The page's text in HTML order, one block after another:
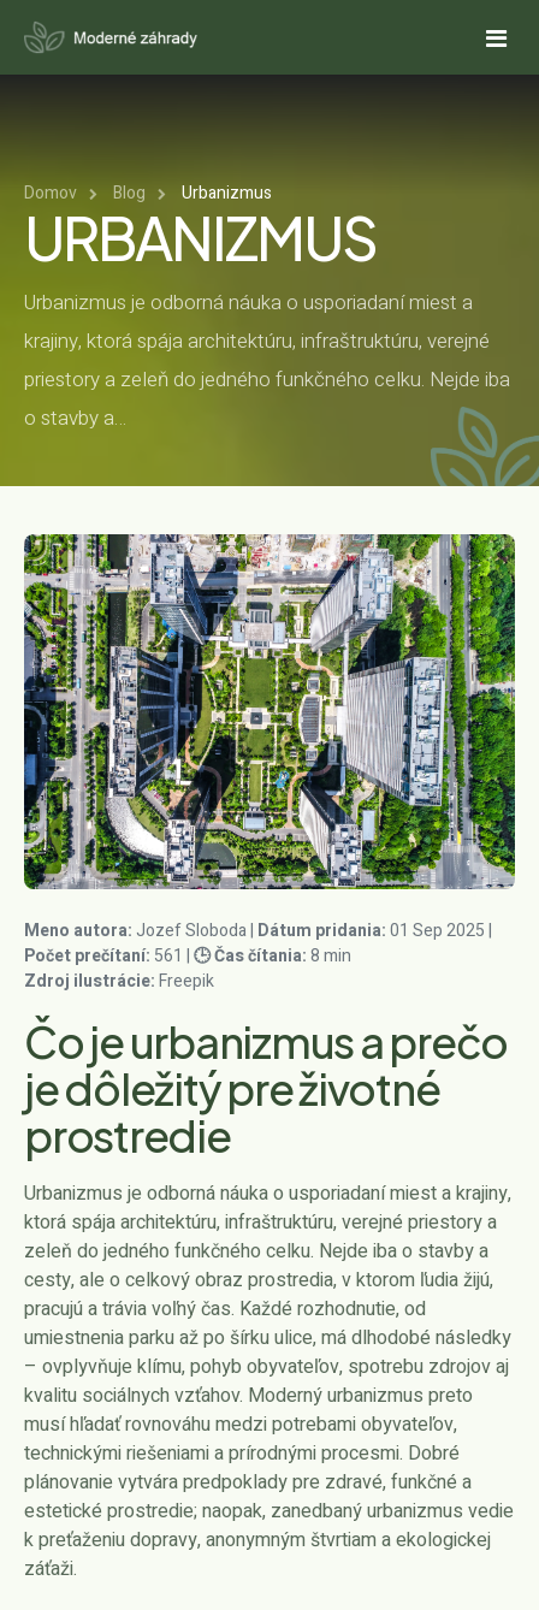
O NÁS
SLUŽBY
NÁVRHY ZÁHRAD
REALIZÁCIE ZÁHRAD
REALIZUJETE ZÁHRADU SVOJPOMOCNE?
ÚDRŽBY ZÁHRAD
SMART ZÁHRADY
ODBORNÝ DOHĽAD
ZÁHRADNÝ NÁBYTOK
RÝCHLY DOPYT
AI GENERÁTOR ZÁHRAD
ZÁKAZNÍCKA PODPORA
REFERENCIE
PONUKY
CENOVÁ PONUKA NA NÁVRH ZÁHRADY
CENOVÁ PONUKA NA ZÁHRADNÝ NÁBYTOK
KALKULAČKY
ODHAD CENY REALIZÁCIE ZÁHRADY
VÝPOČET MOŽSTVA MATERIÁLOV
VÝPOČET ROZMIESTNENIA RASTLÍN
FAQ
BLOG
KONTAKT
Záhradnícky kalendár
Domov Blog Urbanizmus
URBANIZMUS
Urbanizmus je odborná náuka o usporiadaní miest a
krajiny, ktorá spája architektúru, infraštruktúru, verejné
priestory a zeleň do jedného funkčného celku. Nejde iba
o stavby a…
Meno autora:Jozef Sloboda | Dátum pridania:01 Sep 2025 |
Počet prečítaní: 561 |🕒 Čas čítania:8 min
Zdroj ilustrácie:Freepik
Čo je urbanizmus a prečo
je dôležitý pre životné
prostredie
Urbanizmus je odborná náuka o usporiadaní miest a krajiny,
ktorá spája architektúru, infraštruktúru, verejné priestory a
zeleň do jedného funkčného celku. Nejde iba o stavby a
cesty, ale o celkový obraz prostredia, v ktorom ľudia žijú,
pracujú a trávia voľný čas. Každé rozhodnutie, od
umiestnenia parku až po šírku ulice, má dlhodobé následky
– ovplyvňuje klímu, pohyb obyvateľov, spotrebu zdrojov aj
kvalitu sociálnych vzťahov. Moderný urbanizmus preto
musí hľadať rovnováhu medzi potrebami obyvateľov,
technickými riešeniami a prírodnými procesmi. Dobré
plánovanie vytvára predpoklady pre zdravé, funkčné a
estetické prostredie; naopak, zanedbaný urbanizmus vedie
k preťaženiu dopravy, anonymným štvrtiam a ekologickej
záťaži.